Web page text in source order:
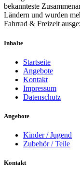
bekannteste
Ländern und wurden
Fahrrad & Freizeit
Inhalte
Startseite
Angebote
Kontakt
Impressum
Datenschutz
Angebote
Kinder / Jugend
Zubehör / Teile
Kontakt